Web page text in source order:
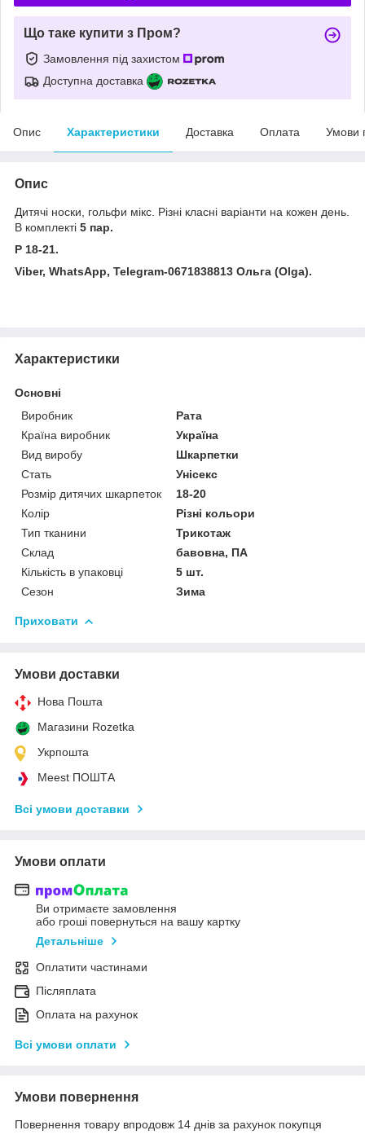
Що таке купити з Пром?
Замовлення під захистом
Доступна доставка
Опис Характеристики Доставка Оплата Умови
Опис
Дитячі носки, гольфи мікс. Різні класні варіанти на кожен день.
В комплекті 5 пар.
Р 18-21.
Viber, WhatsApp, Telegram-0671838813 Ольга (Olga).
Характеристики
Основні
Виробник
Рата
Країна виробник
Україна
Вид виробу
Шкарпетки
Стать
Унісекс
Розмір дитячих шкарпеток
18-20
Колір
Різні кольори
Тип тканини
Трикотаж
Склад
бавовна, ПА
Кількість в упаковці
5 шт.
Сезон
Зима
Приховати
Умови доставки
Нова Пошта
Магазини Rozetka
Укрпошта
Meest ПОШТА
Всі умови доставки
Умови оплати
Ви отримаєте замовлення
або гроші повернуться на вашу картку
Детальніше
Оплатити частинами
Післяплата
Оплата на рахунок
Всі умови оплати
Умови повернення
Повернення товару впродовж 14 днів за рахунок покупця